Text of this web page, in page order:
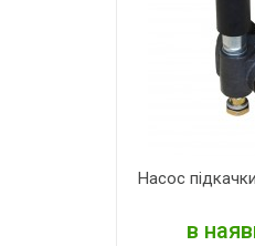
Насос
в